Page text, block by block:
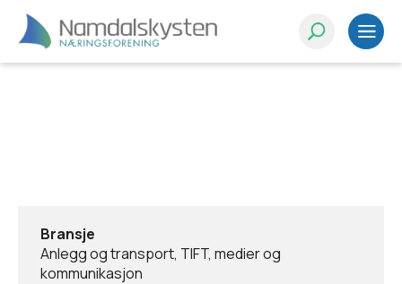
Bransje
Anlegg og transport, TIFT, medier og
kommunikasjon